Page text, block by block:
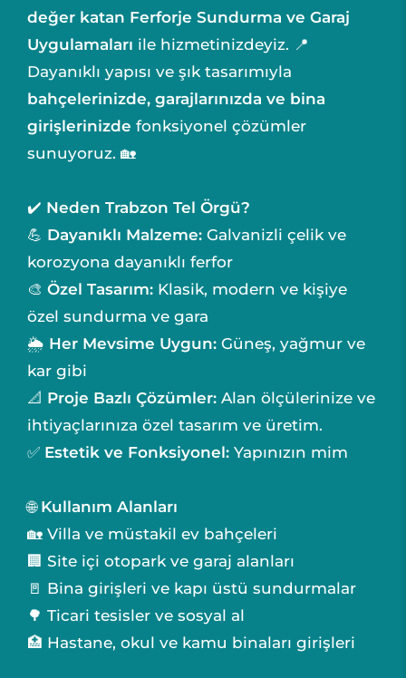
değer katan Ferforje Sundurma ve Garaj
Uygulamaları ile hizmetinizdeyiz. 📍
Dayanıklı yapısı ve şık tasarımıyla
bahçelerinizde, garajlarınızda ve bina
girişlerinizde fonksiyonel çözümler
sunuyoruz. 🏡
✔️ Neden Trabzon Tel Örgü?
💪 Dayanıklı Malzeme: Galvanizli çelik ve
korozyona dayanıklı ferfor
🎨 Özel Tasarım: Klasik, modern ve kişiye
özel sundurma ve gara
🌦️ Her Mevsime Uygun: Güneş, yağmur ve
kar gibi
📐 Proje Bazlı Çözümler: Alan ölçülerinize ve
ihtiyaçlarınıza özel tasarım ve üretim.
✅ Estetik ve Fonksiyonel: Yapınızın mim
🌐 Kullanım Alanları
🏡 Villa ve müstakil ev bahçeleri
🏢 Site içi otopark ve garaj alanları
🚪 Bina girişleri ve kapı üstü sundurmalar
🌳 Ticari tesisler ve sosyal al
🏥 Hastane, okul ve kamu binaları girişleri